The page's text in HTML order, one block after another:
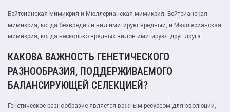
Бейтсианская мимикрия и Мюллерианская мимикрия. Бейтсианская
мимикрия, когда безвредный вид имитирует вредный, и Мюллерианская
мимикрия, когда несколько вредных видов имитируют друг друга.
КАКОВА ВАЖНОСТЬ ГЕНЕТИЧЕСКОГО
РАЗНООБРАЗИЯ, ПОДДЕРЖИВАЕМОГО
БАЛАНСИРУЮЩЕЙ СЕЛЕКЦИЕЙ?
Генетическое разнообразие является важным ресурсом для эволюции,